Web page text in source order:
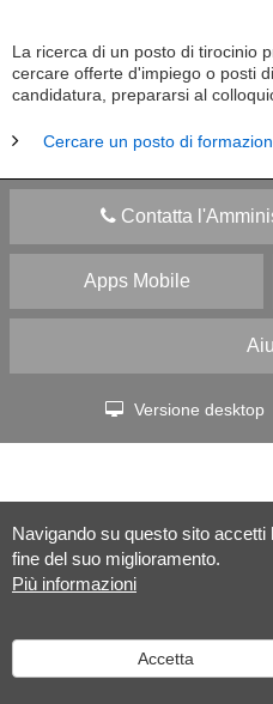
Navigando su questo sito
fine del suo miglioramento.
Più informazioni
Accetta
La ricerca di un posto di tirocinio
cercare offerte d'impiego o posti
candidatura, prepararsi al
Cercare un posto di
Contatta
Apps Mobile
Versione desktop